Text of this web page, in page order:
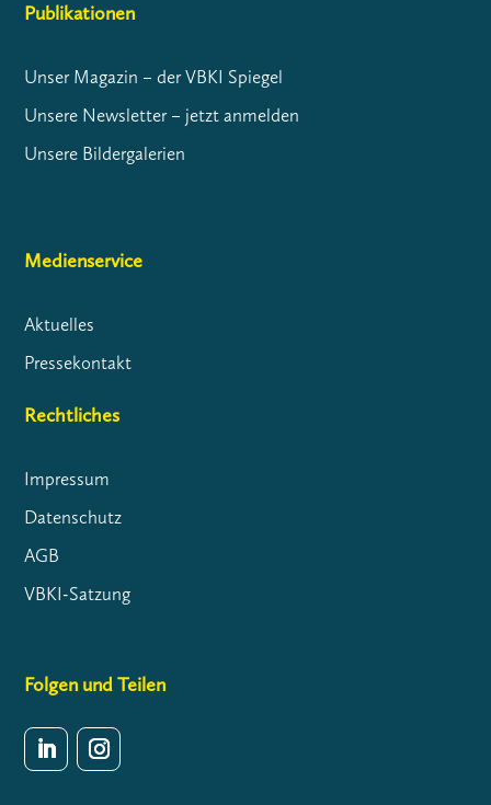
Publikationen
Unser Magazin – der VBKI Spiegel
Unsere Newsletter – jetzt anmelden
Unsere Bildergalerien
Medienservice
Aktuelles
Pressekontakt
Rechtliches
Impressum
Datenschutz
AGB
VBKI-Satzung
Folgen und Teilen